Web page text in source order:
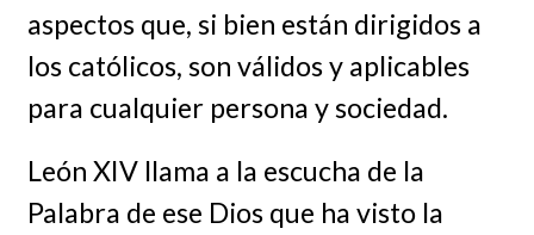
aspectos que, si bien están dirigidos a
los católicos, son válidos y aplicables
para cualquier persona y sociedad.
León XIV llama a la escucha de la
Palabra de ese Dios que ha visto la